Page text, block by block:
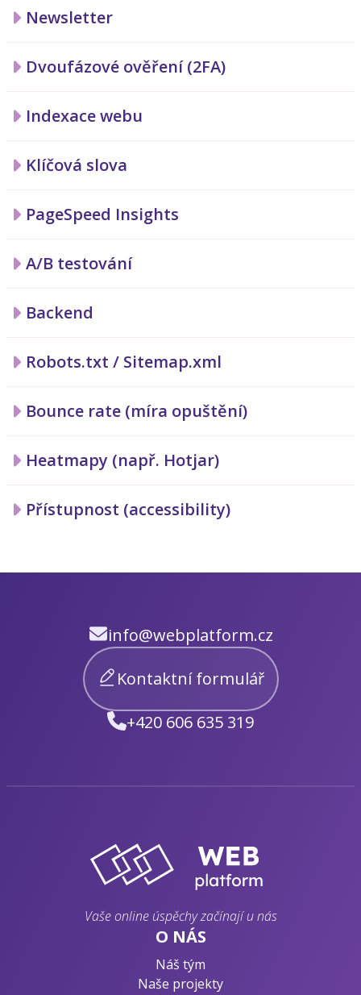
Newsletter
Dvoufázové ověření (2FA)
Indexace webu
Klíčová slova
PageSpeed Insights
A/B testování
Backend
Robots.txt / Sitemap.xml
Bounce rate (míra opuštění)
Heatmapy (např. Hotjar)
Přístupnost (accessibility)
info@webplatform.cz
Kontaktní formulář
+420 606 635 319
Vaše online úspěchy začínají u nás
O NÁS
Náš tým
Naše projekty